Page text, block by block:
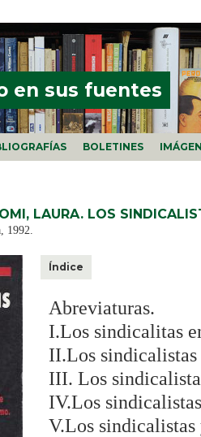
en sus fuentes
BOLETINES
LAURA. LOS
1992.
Índice
Abreviaturas.
I.Los sindicalitas
II.Los
III. Los
IV.Los
V.Los